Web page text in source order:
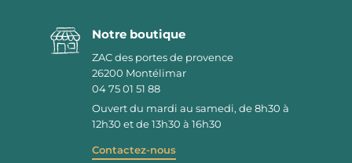
Notre boutique
ZAC des portes de provence
26200 Montélimar
04 75 01 51 88
Ouvert du mardi au samedi, de 8h30 à
12h30 et de 13h30 à 16h30
Contactez-nous